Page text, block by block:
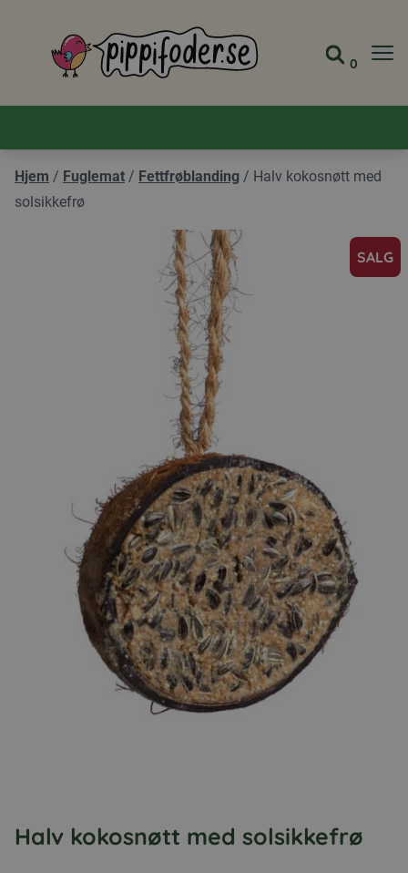
Pippifoder logo Gå til
Vis
0
Hjem / Fuglemat / Fettfrøblanding / Halv kokosnøtt med
solsikkefrø
SALG
Halv kokosnøtt med solsikkefrø